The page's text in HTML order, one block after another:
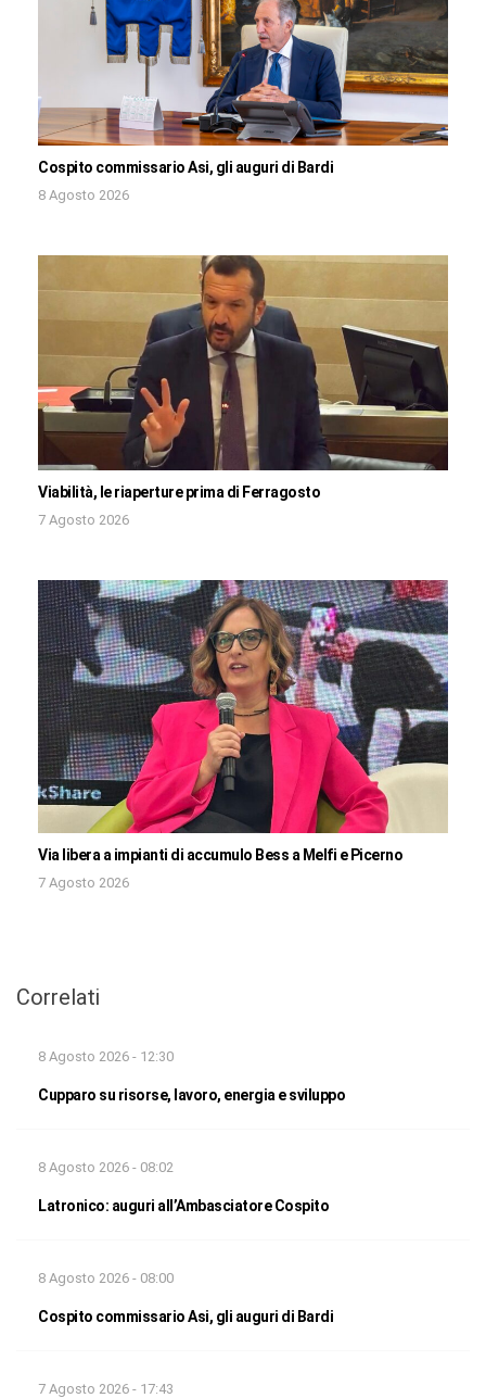
Cospito commissario Asi, gli auguri di Bardi
8 Agosto 2026
Viabilità, le riaperture prima di Ferragosto
7 Agosto 2026
Via libera a impianti di accumulo Bess a Melfi e Picerno
7 Agosto 2026
Correlati
8 Agosto 2026 - 12:30
Cupparo su risorse, lavoro, energia e sviluppo
8 Agosto 2026 - 08:02
Latronico: auguri all’Ambasciatore Cospito
8 Agosto 2026 - 08:00
Cospito commissario Asi, gli auguri di Bardi
7 Agosto 2026 - 17:43